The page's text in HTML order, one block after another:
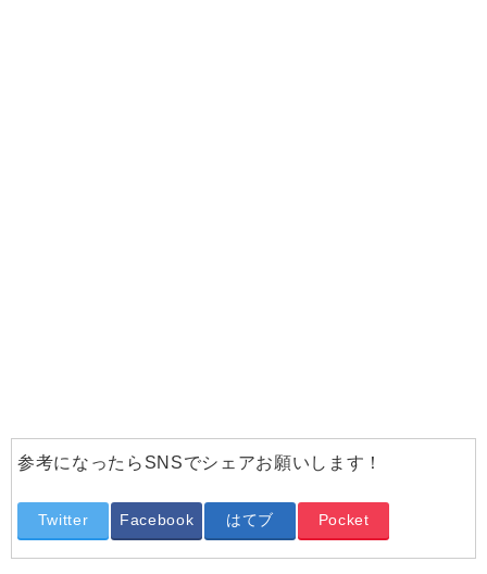
参考になったらSNSでシェアお願いします！
Twitter Facebook はてブ Pocket